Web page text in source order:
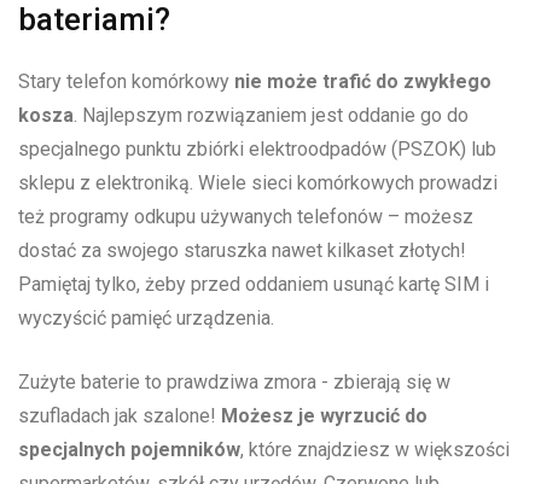
bateriami?
Stary telefon komórkowy nie może trafić do zwykłego
kosza. Najlepszym rozwiązaniem jest ​oddanie⁣ go do
specjalnego punktu zbiórki⁤ elektroodpadów (PSZOK) lub
sklepu z‌ elektroniką. Wiele sieci‌ komórkowych⁢ prowadzi
też programy odkupu⁢ używanych telefonów – możesz
dostać ⁢za swojego⁤ staruszka nawet kilkaset złotych!
Pamiętaj⁤ tylko,‌ żeby przed oddaniem usunąć kartę SIM i
wyczyścić pamięć urządzenia.
Zużyte baterie to prawdziwa ​zmora -⁤ zbierają się w
szufladach jak szalone! Możesz je wyrzucić do
specjalnych pojemników, które znajdziesz w większości